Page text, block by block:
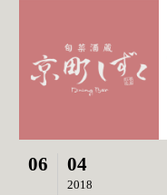
06 04
2018